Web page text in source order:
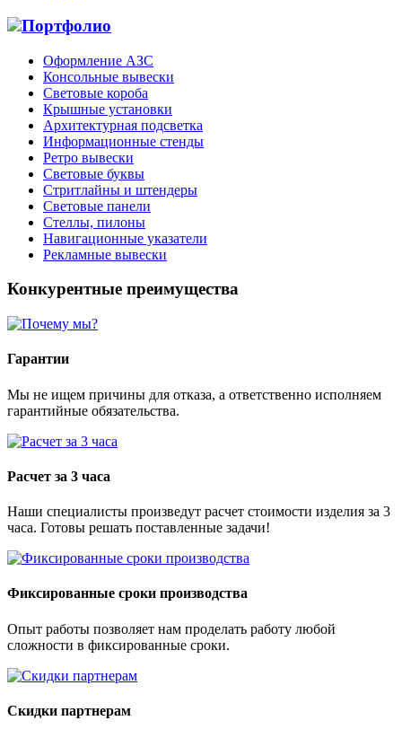
Портфолио
Оформление АЗС
Консольные вывески
Световые короба
Крышные установки
Архитектурная подсветка
Информационные стенды
Ретро вывески
Световые буквы
Стритлайны и штендеры
Световые панели
Стеллы, пилоны
Навигационные указатели
Рекламные вывески
Конкурентные преимущества
Гарантии
Мы не ищем причины для отказа, а ответственно исполняем
гарантийные обязательства.
Расчет за 3 часа
Наши специалисты произведут расчет стоимости изделия за 3
часа. Готовы решать поставленные задачи!
Фиксированные сроки производства
Опыт работы позволяет нам проделать работу любой
сложности в фиксированные сроки.
Скидки партнерам